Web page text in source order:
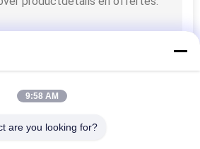
9:58 AM
are you looking for?